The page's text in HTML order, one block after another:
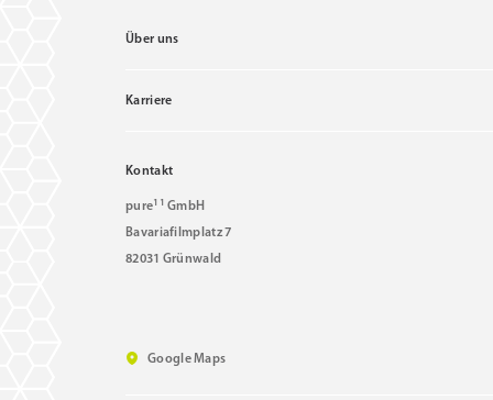
Über uns
Karriere
Kontakt
pure11 GmbH
Bavariafilmplatz 7
82031 Grünwald
Google Maps